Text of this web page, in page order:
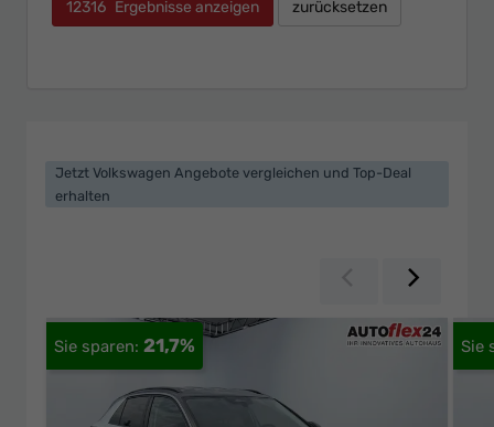
12316 Ergebnisse anzeigen zurücksetzen
Jetzt Volkswagen Angebote vergleichen und Top-Deal
erhalten
Zurück
21,7%